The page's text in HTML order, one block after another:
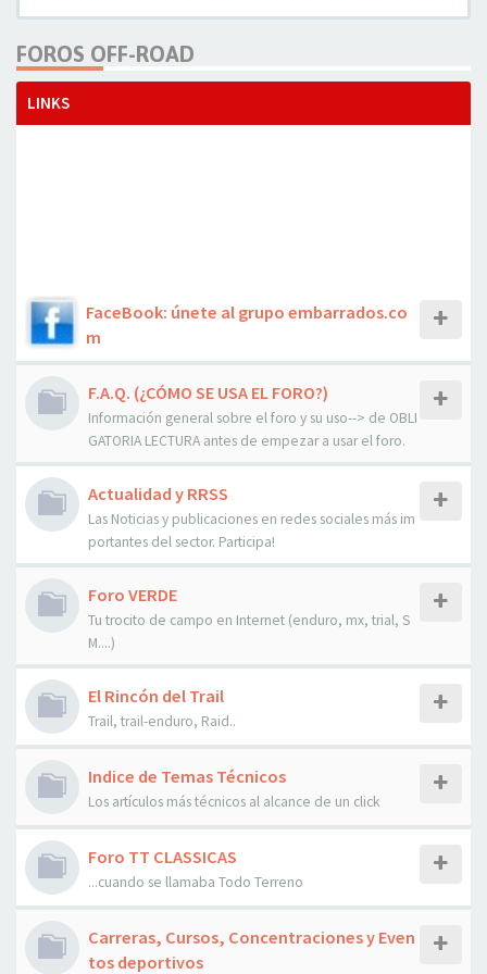
FOROS OFF-ROAD
LINKS
FaceBook: únete al grupo embarrados.co
m
F.A.Q. (¿CÓMO SE USA EL FORO?)
Información general sobre el foro y su uso--> de OBLI
GATORIA LECTURA antes de empezar a usar el foro.
Actualidad y RRSS
Las Noticias y publicaciones en redes sociales más im
portantes del sector. Participa!
Foro VERDE
Tu trocito de campo en Internet (enduro, mx, trial, S
M....)
El Rincón del Trail
Trail, trail-enduro, Raid..
Indice de Temas Técnicos
Los artículos más técnicos al alcance de un click
Foro TT CLASSICAS
...cuando se llamaba Todo Terreno
Carreras, Cursos, Concentraciones y Even
tos deportivos